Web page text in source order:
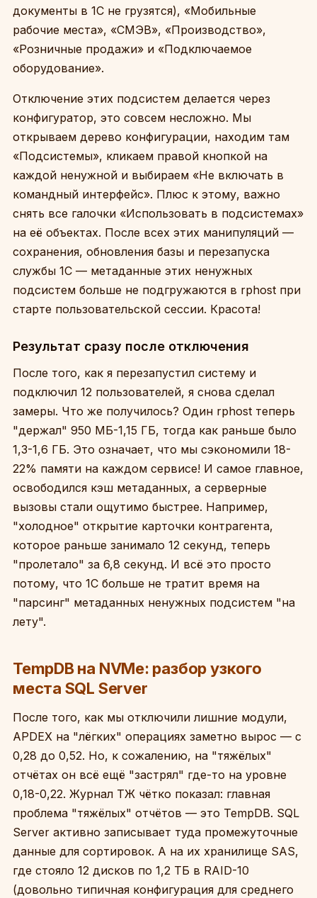
документы в 1С не грузятся), «Мобильные
рабочие места», «СМЭВ», «Производство»,
«Розничные продажи» и «Подключаемое
оборудование».
Отключение этих подсистем делается через
конфигуратор, это совсем несложно. Мы
открываем дерево конфигурации, находим там
«Подсистемы», кликаем правой кнопкой на
каждой ненужной и выбираем «Не включать в
командный интерфейс». Плюс к этому, важно
снять все галочки «Использовать в подсистемах»
на её объектах. После всех этих манипуляций —
сохранения, обновления базы и перезапуска
службы 1С — метаданные этих ненужных
подсистем больше не подгружаются в rphost при
старте пользовательской сессии. Красота!
Результат сразу после отключения
После того, как я перезапустил систему и
подключил 12 пользователей, я снова сделал
замеры. Что же получилось? Один rphost теперь
"держал" 950 МБ-1,15 ГБ, тогда как раньше было
1,3-1,6 ГБ. Это означает, что мы сэкономили 18-
22% памяти на каждом сервисе! И самое главное,
освободился кэш метаданных, а серверные
вызовы стали ощутимо быстрее. Например,
"холодное" открытие карточки контрагента,
которое раньше занимало 12 секунд, теперь
"пролетало" за 6,8 секунд. И всё это просто
потому, что 1С больше не тратит время на
"парсинг" метаданных ненужных подсистем "на
лету".
TempDB на NVMe: разбор узкого
места SQL Server
После того, как мы отключили лишние модули,
APDEX на "лёгких" операциях заметно вырос — с
0,28 до 0,52. Но, к сожалению, на "тяжёлых"
отчётах он всё ещё "застрял" где-то на уровне
0,18-0,22. Журнал ТЖ чётко показал: главная
проблема "тяжёлых" отчётов — это TempDB. SQL
Server активно записывает туда промежуточные
данные для сортировок. А на их хранилище SAS,
где стояло 12 дисков по 1,2 ТБ в RAID-10
(довольно типичная конфигурация для среднего